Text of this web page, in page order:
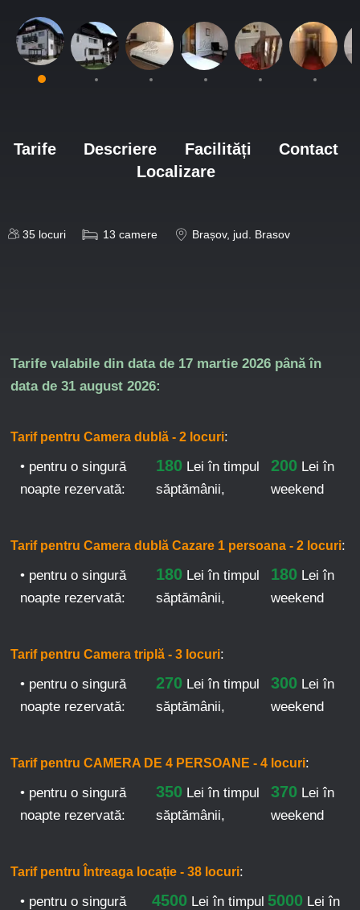
Tarife Descriere Facilități
Contact
Localizare
35 locuri 13 camere Brașov, jud. Brasov
Tarife valabile din data de 17 martie 2026 până în
data de 31 august 2026:
Tarif pentru Camera dublă - 2 locuri:
• pentru o singură
noapte rezervată:
180 Lei în timpul
săptămânii,
200 Lei în
weekend
Tarif pentru Camera dublă Cazare 1 persoana - 2 locuri:
• pentru o singură
noapte rezervată:
180 Lei în timpul
săptămânii,
180 Lei în
weekend
Tarif pentru Camera triplă - 3 locuri:
• pentru o singură
noapte rezervată:
270 Lei în timpul
săptămânii,
300 Lei în
weekend
Tarif pentru CAMERA DE 4 PERSOANE - 4 locuri:
• pentru o singură
noapte rezervată:
350 Lei în timpul
săptămânii,
370 Lei în
weekend
Tarif pentru Întreaga locație - 38 locuri:
• pentru o singură
4500 Lei în timpul 5000 Lei în